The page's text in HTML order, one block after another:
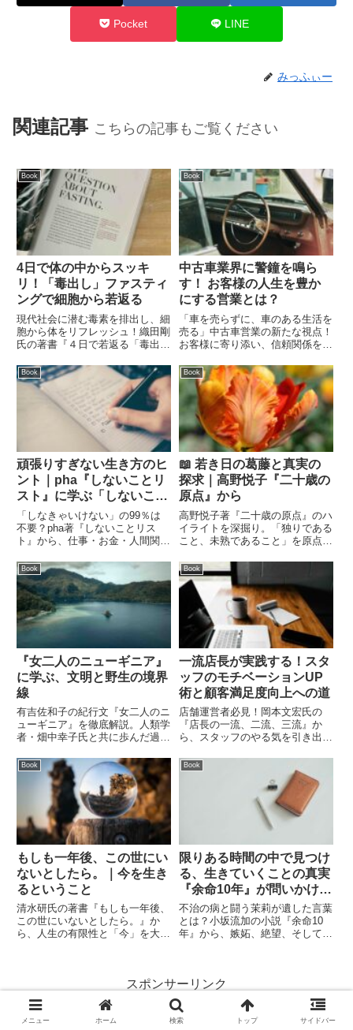
Pocket LINE
みっふぃー
関連記事 こちらの記事もご覧ください
Book
4日で体の中からスッキ
リ！「毒出し」ファスティ
ングで細胞から若返る
現代社会に潜む毒素を排出し、細
胞から体をリフレッシュ！織田剛
氏の著書『４日で若返る「毒出
ァジーを活用したファスティング
の具体的な方法をご紹介。腸内環
境を整え、健康な体を取り戻す4
日間のデトックスプログラムで、
新しい自分に出会いましょう。
Book
中古車業界に警鐘を鳴ら
す！ お客様の人生を豊か
にする営業とは？
「車を売らずに、車のある生活を
売る」中古車営業の新たな視点！
お客様に寄り添い、信頼関係を築
説。あなたの営業スタイルが劇的
に変わるヒント満載！
Book
頑張りすぎない生き方のヒ
ント｜pha『しないことリ
スト』に学ぶ「しないこ
と」の効能
「しなきゃいけない」の99％は
不要？pha著『しないことリス
ト』から、仕事・お金・人間関係
選。有能な怠け者として、自分の
ペースで低コストに楽しく暮らす
ための「しないこと」の極意を紹
介します。
Book
📖 若き日の葛藤と真実の
探求｜高野悦子『二十歳の
原点』から
高野悦子著『二十歳の原点』のハ
イライトを深掘り。「独りである
こと、未熟であること」を原点と
価値、孤独、そして生と死への真
摯な問いかけを考察します。
Book
『女二人のニューギニア』
に学ぶ、文明と野生の境界
線
有吉佐和子の紀行文『女二人のニ
ューギニア』を徹底解説。人類学
者・畑中幸子氏と共に歩んだ過酷
撃、そして文明社会が忘れた「幸
福の形」とは。異文化交流の真髄
に迫る名著の魅力をブログで紹介
します。
Book
一流店長が実践する！スタ
ッフのモチベーションUP
術と顧客満足度向上への道
店舗運営者必見！岡本文宏氏の
『店長の一流、二流、三流』か
ら、スタッフのやる気を引き出
店長の具体的なノウハウを徹底解
説。あなたのお店も明日から変わ
Book
もしも一年後、この世にい
ないとしたら。｜今を生き
るということ
清水研氏の著書『もしも一年後、
この世にいないとしたら。』か
ら、人生の有限性と「今」を大切
Book
限りある時間の中で見つけ
る、生きていくことの真実
『余命10年』が問いかける
もの
不治の病と闘う茉莉が遺した言葉
とは？小坂流加の小説『余命10
年』から、嫉妬、絶望、そして自
る、魂の書評ブログ。
スポンサーリンク
メニュー ホーム 検索 トップ サイドバー